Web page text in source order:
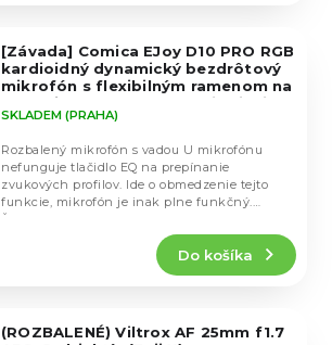
[Závada] Comica EJoy D10 PRO RGB
kardioidný dynamický bezdrôtový
mikrofón s flexibilným ramenom na
stôl (biely)
Bezdrôtové pripojenie
USB-C pre iPhone, Android,
SKLADEM (PRAHA)
Do košíka
Rozbalený mikrofón s vadou U mikrofónu
nefunguje tlačidlo EQ na prepínanie
zvukových profilov. Ide o obmedzenie tejto
funkcie, mikrofón je inak plne funkčný.
Štandardná záruka....
(ROZBALENÉ) Viltrox AF 25mm f1.7